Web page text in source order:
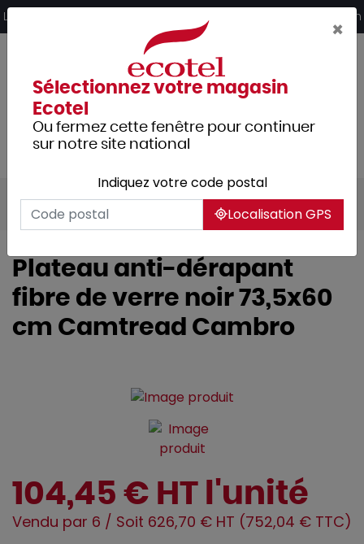
Livraison offerte dès 249€ HT d’achat et retrait 2h en magasin
Tous les produits Arts de la table
Plateau anti-dérapant
fibre de verre noir 73,5x60
cm Camtread Cambro
104,45 € HT l'unité
Vendu par 6 / Soit 626,70 € HT (752,04 € TTC)
×
Sélectionnez votre magasin
Ecotel
Ou fermez cette fenêtre pour continuer
sur notre site national
Indiquez votre code postal
Localisation GPS
Panneau de gestion des cookies